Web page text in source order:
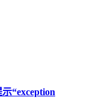
“exception